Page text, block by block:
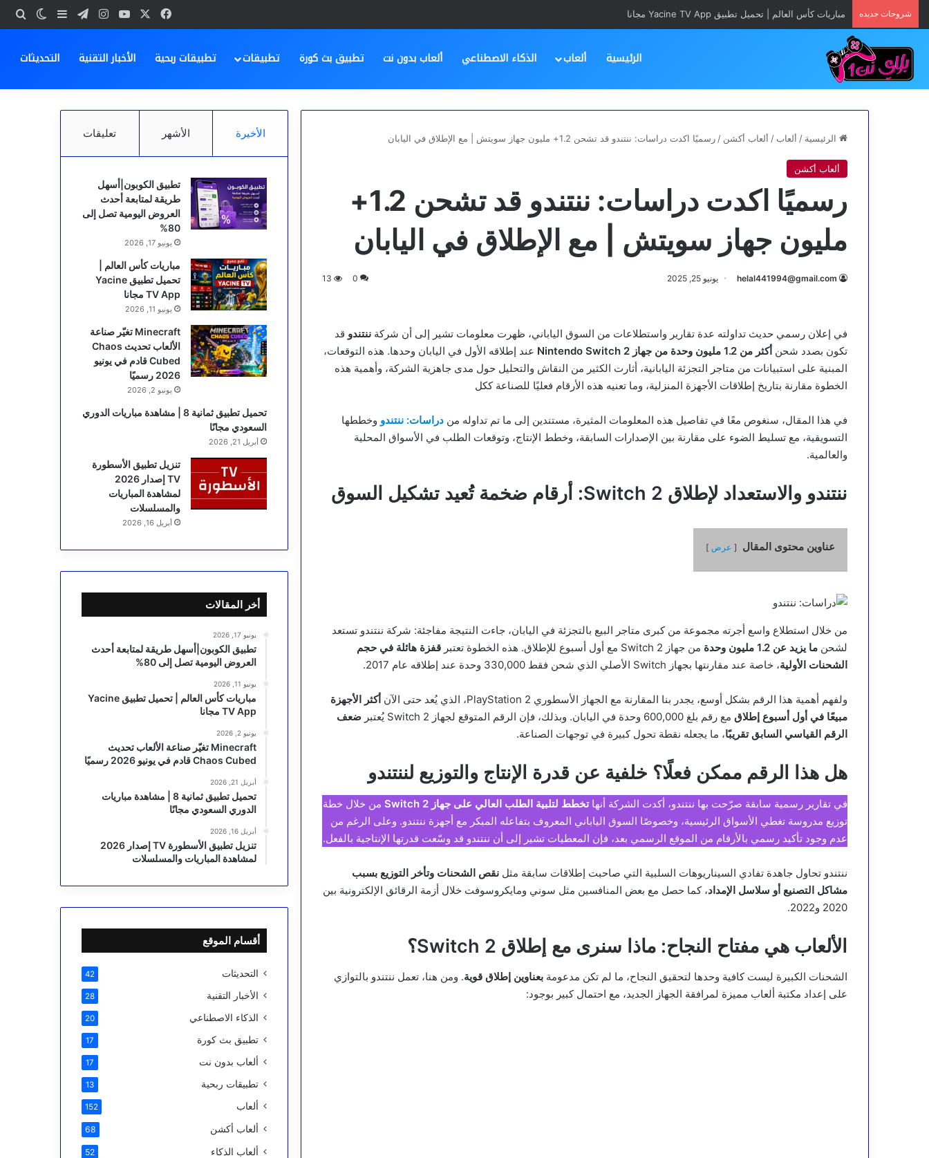
شروحات جديده مباريات كأس العالم | تحميل تطبيق Yacine TV App مجانا فيسبوك ‫YouTube
انستقرام
تيلقرامإضافة عمود
الوضع
الرئيسية ألعاب الذكاء الاصطناعي ألعاب بدون نت تطبيق بث كورة تطبيقات تطبيقات ربحية الأخبار التقنية التحديثات
الرئيسية / ألعاب / ألعاب أكشن / رسميًا اكدت دراسات: ننتندو قد تشحن 1.2+ مليون جهاز سويتش | مع الإطلاق في اليابان
ألعاب أكشن
رسميًا اكدت دراسات: ننتندو قد تشحن 1.2+
مليون جهاز سويتش | مع الإطلاق في اليابان
helal441994@gmail.com يونيو 25, 2025 0
13
في إعلان رسمي حديث تداولته عدة تقارير واستطلاعات من السوق الياباني، ظهرت معلومات تشير إلى أن شركة ننتندو قد
تكون بصدد شحن أكثر من 1.2 مليون وحدة من جهاز Nintendo Switch 2
عند إطلاقه الأول في اليابان وحدها. هذه التوقعات،
المبنية على استبيانات من متاجر التجزئة اليابانية، أثارت الكثير من النقاش والتحليل حول مدى جاهزية الشركة، وأهمية هذه
الخطوة مقارنة بتاريخ إطلاقات الأجهزة المنزلية، وما تعنيه هذه الأرقام فعليًا للصناعة ككل
في هذا المقال، سنغوص معًا في تفاصيل هذه المعلومات المثيرة، مستندين إلى ما تم تداوله من دراسات: ننتندو وخططها
التسويقية، مع تسليط الضوء على مقارنة بين الإصدارات السابقة، وخطط الإنتاج، وتوقعات الطلب في الأسواق المحلية
والعالمية.
ننتندو والاستعداد لإطلاق Switch 2: أرقام ضخمة تُعيد تشكيل السوق
عناوين محتوى المقال عرض
من خلال استطلاع واسع أجرته مجموعة من كبرى متاجر البيع بالتجزئة في اليابان، جاءت النتيجة مفاجئة: شركة ننتندو تستعد
لشحن ما يزيد عن 1.2 مليون وحدة من جهاز Switch 2 مع أول أسبوع للإطلاق. هذه الخطوة تعتبر
قفزة هائلة في حجم
الشحنات الأولية، خاصة عند مقارنتها بجهاز Switch الأصلي الذي شحن فقط 330,000 وحدة عند إطلاقه عام 2017.
ولفهم أهمية هذا الرقم بشكل أوسع، يجدر بنا المقارنة مع الجهاز الأسطوري PlayStation 2، الذي يُعد حتى الآن
أكثر الأجهزة
مبيعًا في أول أسبوع إطلاق مع رقم بلغ 600,000 وحدة في اليابان. وبذلك، فإن الرقم المتوقع لجهاز Switch 2 يُعتبر
ضعف
الرقم القياسي السابق تقريبًا، ما يجعله نقطة تحول كبيرة في توجهات الصناعة.
هل هذا الرقم ممكن فعلًا؟ خلفية عن قدرة الإنتاج والتوزيع لننتندو
في تقارير رسمية سابقة صرّحت بها ننتندو، أكدت الشركة أنهاتخطط لتلبية الطلب العالي على جهاز Switch 2
من خلال خطة
توزيع مدروسة تغطي الأسواق الرئيسية، وخصوصًا السوق الياباني المعروف بتفاعله المبكر مع أجهزة ننتندو. وعلى الرغم من
عدم وجود تأكيد رسمي بالأرقام من الموقع الرسمي بعد، فإن المعطيات تشير إلى أن ننتندو قد وسّعت قدرتها الإنتاجية بالفعل.
ننتندو تحاول جاهدة تفادي السيناريوهات السلبية التي صاحبت إطلاقات سابقة مثل نقص الشحنات وتأخر التوزيع بسبب
مشاكل التصنيع أو سلاسل الإمداد، كما حصل مع بعض المنافسين مثل سوني ومايكروسوفت خلال أزمة الرقائق الإلكترونية بين
2020 و2022.
الألعاب هي مفتاح النجاح: ماذا سنرى مع إطلاق Switch 2؟
الشحنات الكبيرة ليست كافية وحدها لتحقيق النجاح، ما لم تكن مدعومة بعناوين إطلاق قوية. ومن هنا، تعمل ننتندو بالتوازي
على إعداد مكتبة ألعاب مميزة لمرافقة الجهاز الجديد، مع احتمال كبير بوجود:
الأخيرة الأشهر تعليقات
تطبيق الكوبون|أسهل
طريقة لمتابعة أحدث
العروض اليومية تصل إلى
80%
يونيو 17, 2026
مباريات كأس العالم |
تحميل تطبيق Yacine
TV App مجانا
يونيو 11, 2026
Minecraft تغيّر صناعة
الألعاب تحديث Chaos
Cubed قادم في يونيو
2026 رسميًا
يونيو 2, 2026
تحميل تطبيق ثمانية 8 | مشاهدة مباريات الدوري
السعودي مجانًا
أبريل 21, 2026
تنزيل تطبيق الأسطورة
TV إصدار 2026
لمشاهدة المباريات
والمسلسلات
أبريل 16, 2026
أخر المقالات
يونيو 17, 2026
تطبيق الكوبون|أسهل طريقة لمتابعة أحدث
العروض اليومية تصل إلى 80%
يونيو 11, 2026
مباريات كأس العالم | تحميل تطبيق Yacine
TV App مجانا
يونيو 2, 2026
Minecraft تغيّر صناعة الألعاب تحديث
Chaos Cubed قادم في يونيو 2026 رسميًا
أبريل 21, 2026
تحميل تطبيق ثمانية 8 | مشاهدة مباريات
الدوري السعودي مجانًا
أبريل 16, 2026
تنزيل تطبيق الأسطورة TV إصدار 2026
لمشاهدة المباريات والمسلسلات
أقسام الموقع
التحديثات 42
الأخبار التقنية 28
الذكاء الاصطناعي 20
تطبيق بث كورة 17
ألعاب بدون نت 17
تطبيقات ربحية 13
ألعاب 152
ألعاب أكشن 68
ألعاب الذكاء 52